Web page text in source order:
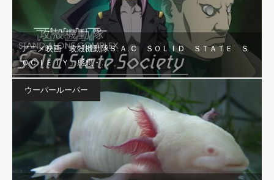
アニメ映画「攻殻機動隊Ｓ.Ａ.Ｃ ＳＯＬＩＤ ＳＴＡＴＥ Ｓ
ＯＣＩＥＴＹ」感想・…
ウーパールーパー